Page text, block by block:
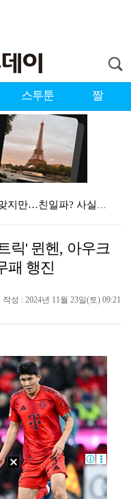
스투툰 짤
하영 측 "증조부 안상호 맞지만…친일파? 사실무근" […
"스토킹 피해자" 황정민VS"2억대 손해배상" A 씨,…
김지원, 어린이병원에 1억원 쾌척 "'닥터X' 촬영 중…
기록적인 폭염에 멈췄던 KBO, 11일부터 순위 경쟁 …
'선업튀' 서혜원, 결혼 4개월 만에 임신 경사 "행복…
경찰, 대한축구협회 '심판 성접대 논란' 수사 여부 검…
권영찬, 김수현 관련 허위사실 유포 혐의로 검찰行
릭' 뮌헨, 아우크
패 행진
작성 : 2024년 11월 23일(토) 09:21